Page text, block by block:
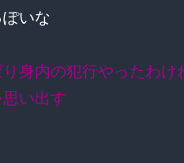
いな
身内の犯行やったわけ
い出す